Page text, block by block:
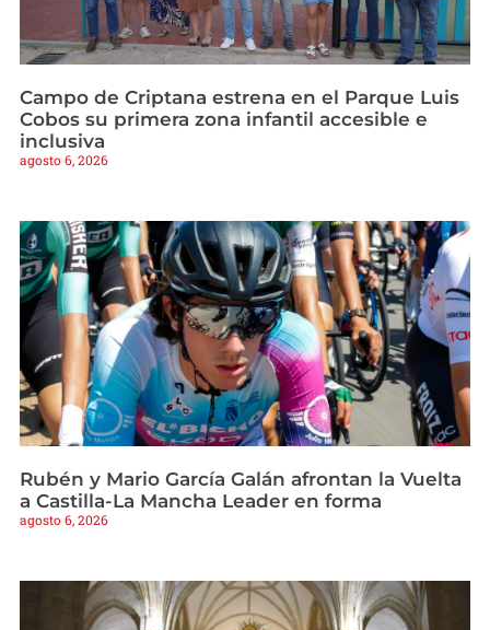
Campo de Criptana estrena en el Parque Luis
Cobos su primera zona infantil accesible e
inclusiva
agosto 6, 2026
Rubén y Mario García Galán afrontan la Vuelta
a Castilla-La Mancha Leader en forma
agosto 6, 2026